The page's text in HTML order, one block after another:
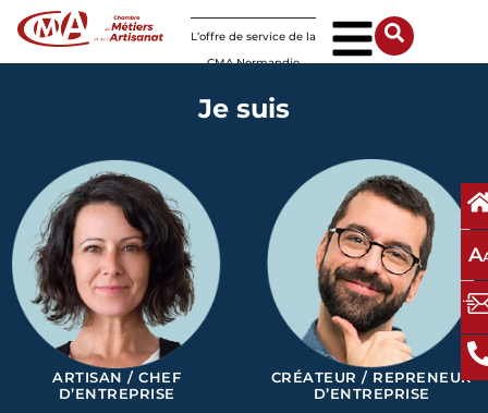
L’offre de service de la
CMA Normandie
A
Je suis
ARTISAN / CHEF
D’ENTREPRISE
CRÉATEUR / REPRENEUR
D’ENTREPRISE
Panneau de gestion des cookies